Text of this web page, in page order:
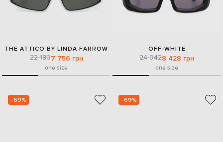
THE ATTICO BY LINDA FARROW
22 1807 756 грн
one size
OFF-WHITE
24 0428 428 грн
one size
- 69% - 69%